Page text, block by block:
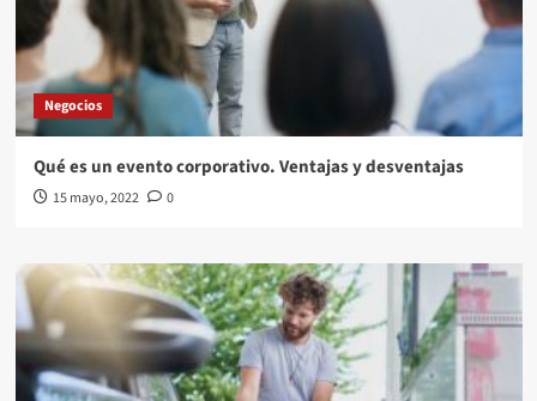
Negocios
Qué es un evento corporativo. Ventajas y desventajas
15 mayo, 2022 0